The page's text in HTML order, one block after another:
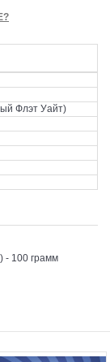
Флэт Уайт)
- 100 грамм